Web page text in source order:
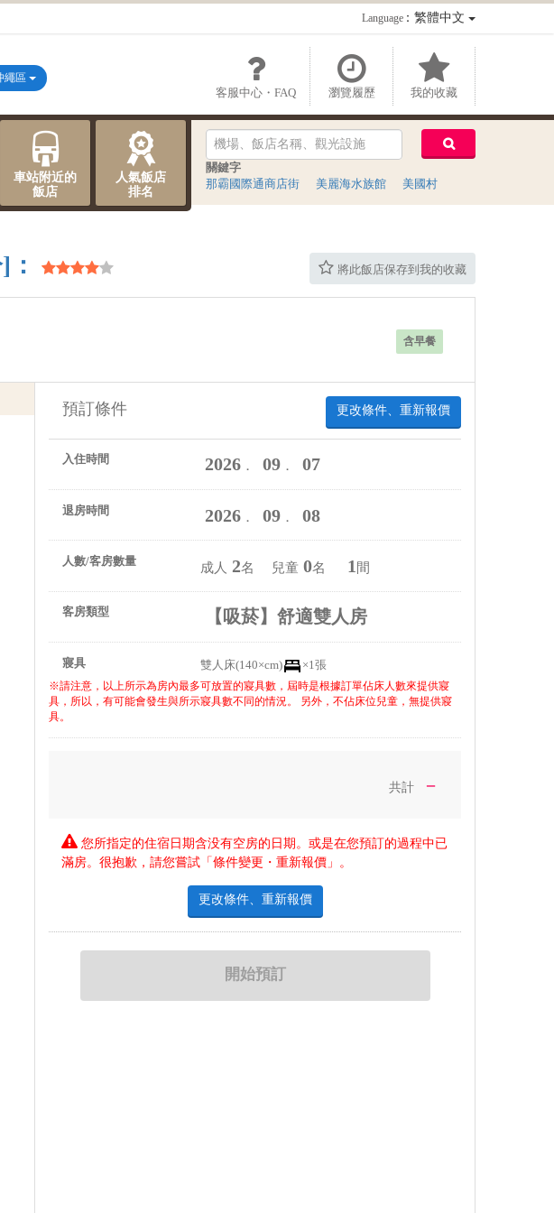
Language：繁體中文
客服中心・FAQ 瀏覽履歷 我的收藏
繩區
車站附近的
飯店
人氣飯店
排名
關鍵字
那霸國際通商店街
美麗海水族館 美國村
將此飯店保存到我的收藏
含早餐
更改條件、重新報價
預訂條件
入住時間 2026． 09． 07
退房時間 2026． 09． 08
人數/客房數量 成人 2名 兒童 0名 1 間
客房類型 【吸菸】舒適雙人房
寢具 雙人床(140×cm) ×1張
※請注意，以上所示為房內最多可放置的寢具數，屆時是根據訂單佔床人數來提供寢
具，所以，有可能會發生與所示寢具數不同的情況。 另外，不佔床位兒童，無提供寢
具。
共計 －
您所指定的住宿日期含没有空房的日期。或是在您預訂的過程中已
滿房。很抱歉，請您嘗試「條件變更・重新報價」。
更改條件、重新報價